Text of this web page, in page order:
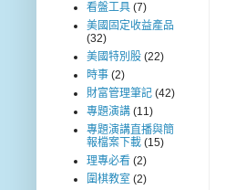
看盤工具 (7)
美國固定收益產品
(32)
美國特別股 (22)
時事 (2)
財富管理筆記 (42)
專題演講 (11)
專題演講直播與簡
報檔案下載 (15)
理專必看 (2)
圍棋教室 (2)